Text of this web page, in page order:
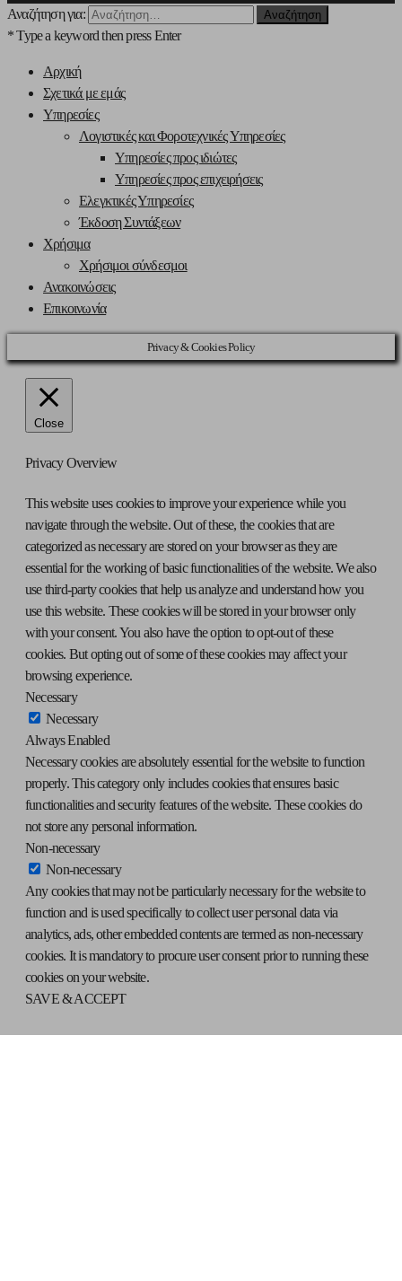
Αναζήτηση για:
* Type a keyword then press Enter
Αρχική
Σχετικά με εμάς
Υπηρεσίες
Λογιστικές και Φοροτεχνικές Υπηρεσίες
Υπηρεσίες προς ιδιώτες
Υπηρεσίες προς επιχειρήσεις
Ελεγκτικές Υπηρεσίες
Έκδοση Συντάξεων
Χρήσιμα
Χρήσιμοι σύνδεσμοι
Ανακοινώσεις
Επικοινωνία
Privacy & Cookies Policy
Close
Privacy Overview
This website uses cookies to improve your experience while you
navigate through the website. Out of these, the cookies that are
categorized as necessary are stored on your browser as they are
essential for the working of basic functionalities of the website. We also
use third-party cookies that help us analyze and understand how you
use this website. These cookies will be stored in your browser only
with your consent. You also have the option to opt-out of these
cookies. But opting out of some of these cookies may affect your
browsing experience.
Necessary
Necessary
Always Enabled
Necessary cookies are absolutely essential for the website to function
properly. This category only includes cookies that ensures basic
functionalities and security features of the website. These cookies do
not store any personal information.
Non-necessary
Non-necessary
Any cookies that may not be particularly necessary for the website to
function and is used specifically to collect user personal data via
analytics, ads, other embedded contents are termed as non-necessary
cookies. It is mandatory to procure user consent prior to running these
cookies on your website.
SAVE & ACCEPT